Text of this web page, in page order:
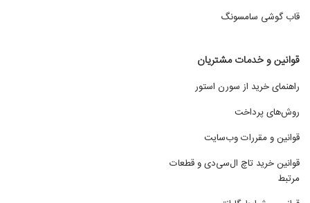
قاب گوشی سامسونگ
قوانین و خدمات مشتریان
راهنمای خرید از سورن استور
روش‌های پرداخت
قوانین و مقررات وب‌سایت
قوانین خرید تاچ ال‌سی‌دی و قطعات
مرتبط